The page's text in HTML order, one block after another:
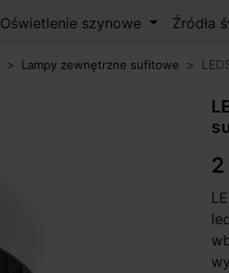
Oświetlenie szynowe Źródła
Lampy zewnętrzne sufitowe